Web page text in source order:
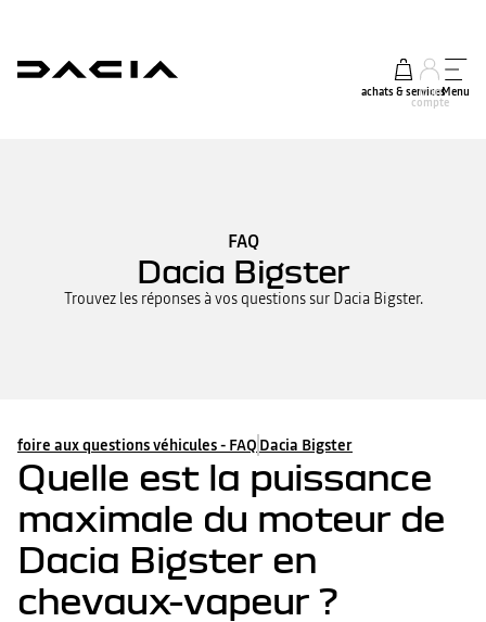
achats & services
mon
compte
Menu
FAQ
Dacia Bigster
Trouvez les réponses à vos questions sur Dacia Bigster.
foire aux questions véhicules - FAQ Dacia Bigster
Quelle est la puissance
maximale du moteur de
Dacia Bigster en
chevaux-vapeur ?